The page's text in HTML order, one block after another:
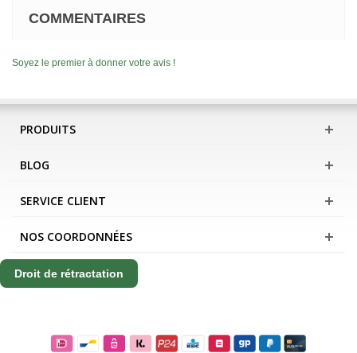
COMMENTAIRES
Soyez le premier à donner votre avis !
PRODUITS
BLOG
SERVICE CLIENT
NOS COORDONNÉES
Droit de rétractation